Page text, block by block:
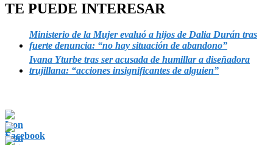
TE PUEDE INTERESAR
Ministerio de la Mujer evaluó a hijos de Dalia Durán tras
fuerte denuncia: “no hay situación de abandono”
Ivana Yturbe tras ser acusada de humillar a diseñadora
trujillana: “acciones insignificantes de alguien”